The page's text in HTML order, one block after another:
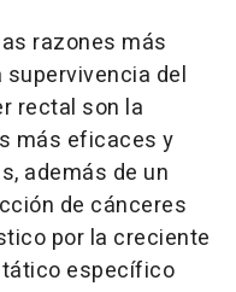
razones más
del
rectal son la
más eficaces y
además de un
de cánceres
por la creciente
específico